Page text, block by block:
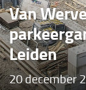
Van
Leiden
20 december